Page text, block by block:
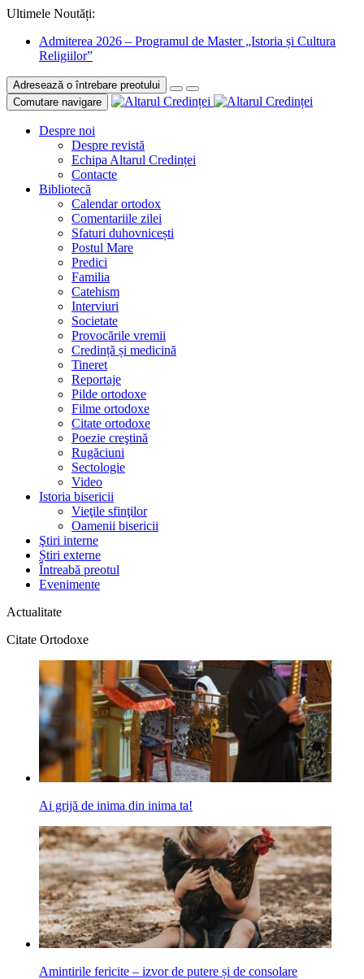
Ultimele Noutăți:
Admiterea 2026 – Programul de Master „Istoria și Cultura
Religiilor”
Adresează o întrebare preotului
Comutare navigare
Despre noi
Despre revistă
Echipa Altarul Credinței
Contacte
Bibliotecă
Calendar ortodox
Comentariile zilei
Sfaturi duhovnicești
Postul Mare
Predici
Familia
Catehism
Interviuri
Societate
Provocările vremii
Credință și medicină
Tineret
Reportaje
Pilde ortodoxe
Filme ortodoxe
Citate ortodoxe
Poezie creştină
Rugăciuni
Sectologie
Video
Istoria bisericii
Vieţile sfinţilor
Oamenii bisericii
Ştiri interne
Știri externe
Întreabă preotul
Evenimente
Actualitate
Citate Ortodoxe
Ai grijă de inima din inima ta!
Amintirile fericite – izvor de putere și de consolare